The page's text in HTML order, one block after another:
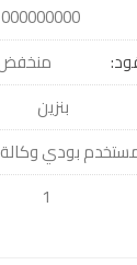
000000000
بنزين
بودي وكالة
1